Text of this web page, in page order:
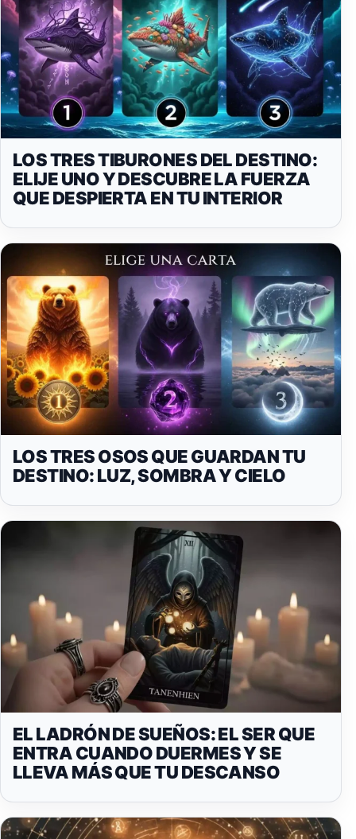
LOS TRES TIBURONES DEL DESTINO:
ELIJE UNO Y DESCUBRE LA FUERZA
QUE DESPIERTA EN TU INTERIOR
LOS TRES OSOS QUE GUARDAN TU
DESTINO: LUZ, SOMBRA Y CIELO
EL LADRÓN DE SUEÑOS: EL SER QUE
ENTRA CUANDO DUERMES Y SE
LLEVA MÁS QUE TU DESCANSO